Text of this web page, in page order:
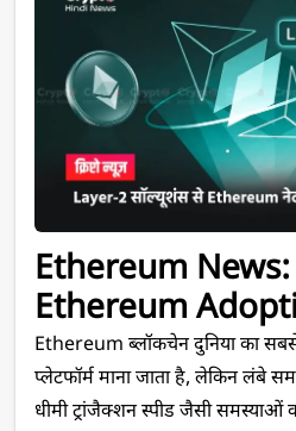
Ethereum
Ethereum
Ethereum ब्लॉकचेन दुनिया का सबसे
प्लेटफॉर्म माना जाता है, लेकिन लंबे
धीमी ट्रांजैक्शन स्पीड जैसी समस्याओं